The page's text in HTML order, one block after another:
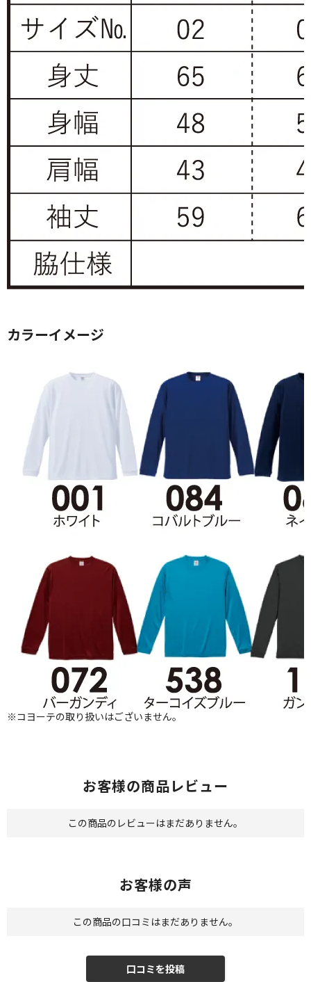
カラーイメージ
※コヨーテの取り扱いはございません。
お客様の商品レビュー
この商品のレビューはまだありません。
お客様の声
この商品の口コミはまだありません。